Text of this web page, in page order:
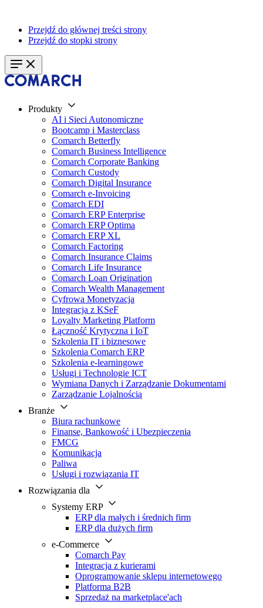
Przejdź do głównej treści strony
Przejdź do stopki strony
Produkty
AI i Sieci Autonomiczne
Bootcamp i Masterclass
Comarch Betterfly
Comarch Business Intelligence
Comarch Corporate Banking
Comarch Custody
Comarch Digital Insurance
Comarch e-Invoicing
Comarch EDI
Comarch ERP Enterprise
Comarch ERP Optima
Comarch ERP XL
Comarch Factoring
Comarch Insurance Claims
Comarch Life Insurance
Comarch Loan Origination
Comarch Wealth Management
Cyfrowa Monetyzacja
Integracja z KSeF
Loyalty Marketing Platform
Łączność Krytyczna i IoT
Szkolenia IT i biznesowe
Szkolenia Comarch ERP
Szkolenia e-learningowe
Usługi i Technologie ICT
Wymiana Danych i Zarządzanie Dokumentami
Zarządzanie Lojalnością
Branże
Biura rachunkowe
Finanse, Bankowość i Ubezpieczenia
FMCG
Komunikacja
Paliwa
Usługi i rozwiązania IT
Rozwiązania dla
Systemy ERP
ERP dla małych i średnich firm
ERP dla dużych firm
e-Commerce
Comarch Pay
Integracja z kurierami
Oprogramowanie sklepu internetowego
Platforma B2B
Sprzedaż na marketplace'ach